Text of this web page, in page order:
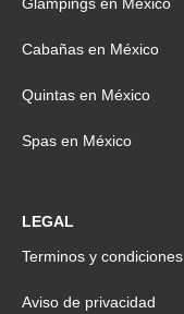
Cabañas en México
Quintas en México
Spas en México
LEGAL
Terminos y condiciones
Aviso de privacidad